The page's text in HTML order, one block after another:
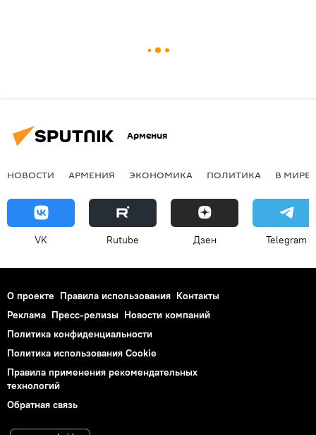
Армения
НОВОСТИ АРМЕНИЯ ЭКОНОМИКА ПОЛИТИКА В МИРЕ
VK Rutube Дзен Telegram
О проекте Правила использования Контакты
Реклама Пресс-релизы Новости компаний
Политика конфиденциальности
Политика использования Cookie
Правила применения рекомендательных
технологий
Обратная связь